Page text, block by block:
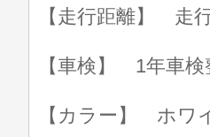
【走行距離】 走
【車検】 1年車検
【カラー】 ホワ